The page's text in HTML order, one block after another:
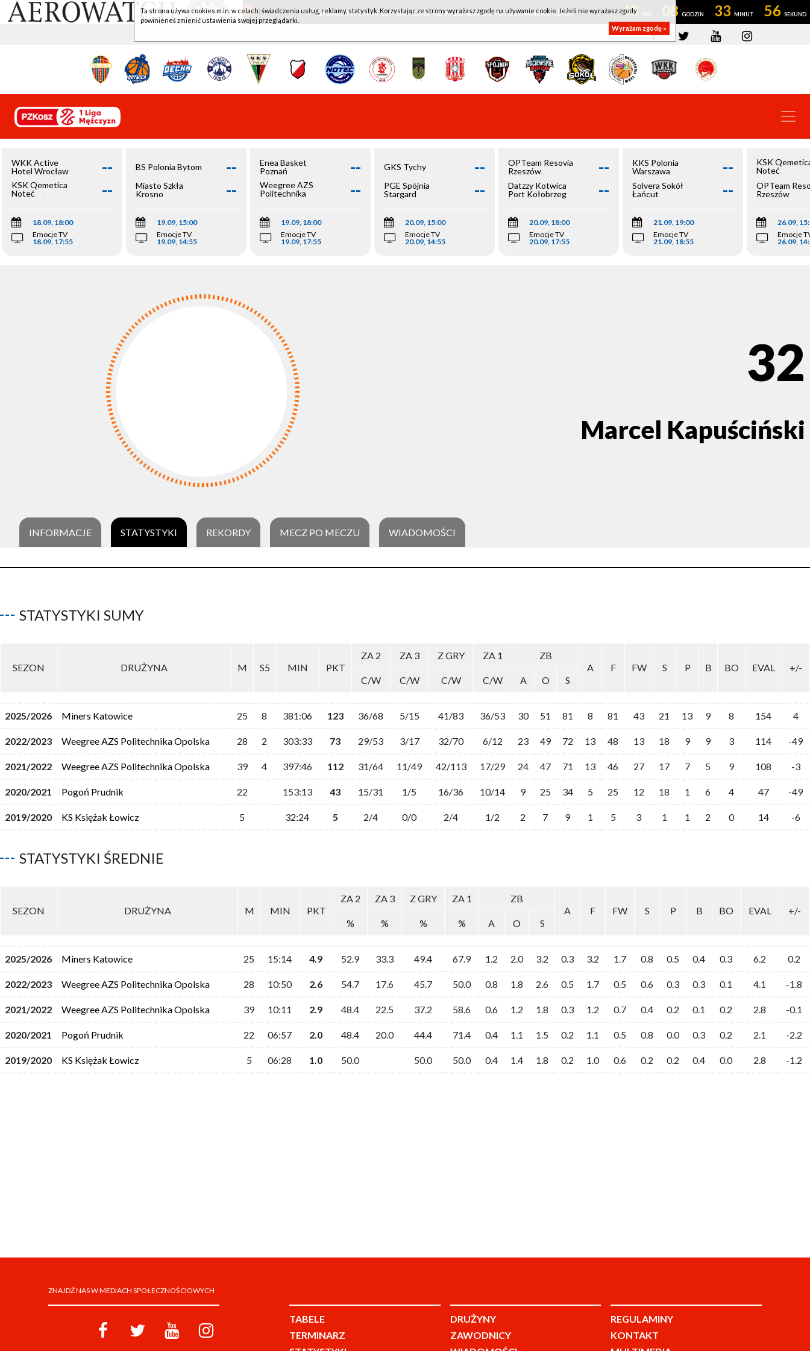
WKK ACTIVE HOTEL WROCŁAW - KSK QEMETICA NOTEĆ INOWROCŁAW 43 08 33 56
WKK Active
Hotel Wrocław
--
KSK Qemetica
Noteć
Inowrocław
--
18.09, 18:00
Emocje TV
18.09, 17:55
BS Polonia Bytom --
Miasto Szkła
Krosno
--
19.09, 15:00
Emocje TV
19.09, 14:55
Enea Basket
Poznań
--
Weegree AZS
Politechnika
--
19.09, 18:00
Emocje TV
19.09, 17:55
GKS Tychy --
PGE Spójnia
Stargard
--
20.09, 15:00
Emocje TV
20.09, 14:55
OPTeam Resovia
Rzeszów
--
Datzzy Kotwica
Port Kołobrzeg
--
20.09, 18:00
Emocje TV
20.09, 17:55
KKS Polonia
Warszawa
--
Solvera Sokół
Łańcut
--
21.09, 19:00
Emocje TV
21.09, 18:55
KSK
Noteć
Inowrocław
OPTeam
Rzeszów
26.09,
Emocje
26.09,
32
Marcel Kapuściński
INFORMACJE STATYSTYKI REKORDY MECZ PO MECZU WIADOMOŚCI
STATYSTYKI SUMY
SEZON DRUŻYNA M S5 MIN PKT
ZA 2 ZA 3 Z GRY ZA 1
ZB
A
F FW S P B BO EVAL
+/-
C/W
C/W C/W C/W A O S
2025/2026 Miners Katowice 25 8 381:06 123 36/68 5/15 41/83 36/53 30 51 81 8 81 43 21 13 9 8 154 4
2022/2023 Weegree AZS Politechnika Opolska 28 2 303:33 73 29/53 3/17 32/70 6/12 23 49 72 13 48 13 18 9 9 3 114 -49
2021/2022 Weegree AZS Politechnika Opolska 39 4 397:46 112 31/64 11/49 42/113 17/29 24 47 71 13 46 27 17 7 5 9 108 -3
2020/2021 Pogoń Prudnik 22 153:13 43 15/31 1/5 16/36 10/14 9 25 34 5 25 12 18 1 6 4 47 -49
2019/2020 KS Księżak Łowicz 5 32:24 5 2/4 0/0 2/4 1/2 2 7 9 1 5 3 1 1 2 0 14 -6
STATYSTYKI ŚREDNIE
SEZON DRUŻYNA M MIN PKT
ZA 2 ZA 3 Z GRY ZA 1
ZB
A
F FW S P B BO EVAL
+/-
%
% % % A O S
2025/2026 Miners Katowice 25 15:14 4.9 52.9 33.3 49.4 67.9 1.2 2.0 3.2 0.3 3.2 1.7 0.8 0.5 0.4 0.3 6.2 0.2
2022/2023 Weegree AZS Politechnika Opolska 28 10:50 2.6 54.7 17.6 45.7 50.0 0.8 1.8 2.6 0.5 1.7 0.5 0.6 0.3 0.3 0.1 4.1 -1.8
2021/2022 Weegree AZS Politechnika Opolska 39 10:11 2.9 48.4 22.5 37.2 58.6 0.6 1.2 1.8 0.3 1.2 0.7 0.4 0.2 0.1 0.2 2.8 -0.1
2020/2021 Pogoń Prudnik 22 06:57 2.0 48.4 20.0 44.4 71.4 0.4 1.1 1.5 0.2 1.1 0.5 0.8 0.0 0.3 0.2 2.1 -2.2
2019/2020 KS Księżak Łowicz 5 06:28 1.0 50.0 50.0 50.0 0.4 1.4 1.8 0.2 1.0 0.6 0.2 0.2 0.4 0.0 2.8 -1.2
ZNAJDŹ NAS W MEDIACH SPOŁECZNOŚCIOWYCH
TABELE
TERMINARZ
DRUŻYNY
ZAWODNICY
REGULAMINY
KONTAKT
Ta strona używa cookies m.in. w celach: świadczenia usług, reklamy, statystyk. Korzystając ze strony wyrażasz zgodę na używanie cookie. Jeżeli nie wyrażasz zgody
powinieneś zmienić ustawienia swojej przeglądarki.
Wyrażam zgodę »